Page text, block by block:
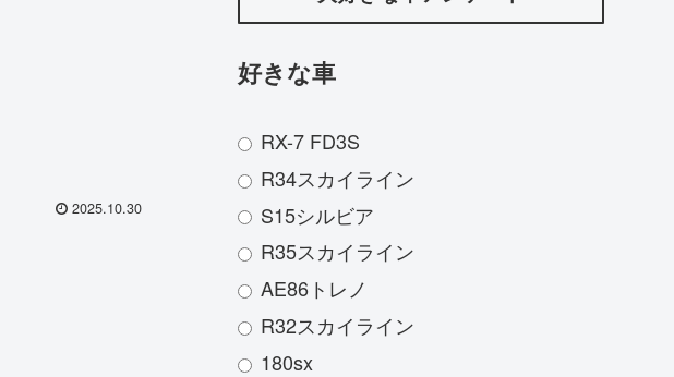
2025.10.30
好きな車
RX-7 FD3S
R34スカイライン
S15シルビア
R35スカイライン
AE86トレノ
R32スカイライン
180sx